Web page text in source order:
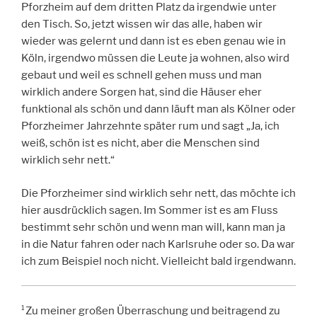
Pforzheim auf dem dritten Platz da irgendwie unter
den Tisch. So, jetzt wissen wir das alle, haben wir
wieder was gelernt und dann ist es eben genau wie in
Köln, irgendwo müssen die Leute ja wohnen, also wird
gebaut und weil es schnell gehen muss und man
wirklich andere Sorgen hat, sind die Häuser eher
funktional als schön und dann läuft man als Kölner oder
Pforzheimer Jahrzehnte später rum und sagt „Ja, ich
weiß, schön ist es nicht, aber die Menschen sind
wirklich sehr nett.“
Die Pforzheimer sind wirklich sehr nett, das möchte ich
hier ausdrücklich sagen. Im Sommer ist es am Fluss
bestimmt sehr schön und wenn man will, kann man ja
in die Natur fahren oder nach Karlsruhe oder so. Da war
ich zum Beispiel noch nicht. Vielleicht bald irgendwann.
¹Zu meiner großen Überraschung und beitragend zu